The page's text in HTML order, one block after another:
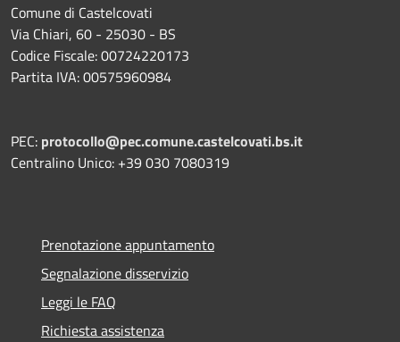
Comune di Castelcovati
Via Chiari, 60 - 25030 - BS
Codice Fiscale: 00724220173
Partita IVA: 00575960984
PEC: protocollo@pec.comune.castelcovati.bs.it
Centralino Unico: +39 030 7080319
Prenotazione appuntamento
Segnalazione disservizio
Leggi le FAQ
Richiesta assistenza